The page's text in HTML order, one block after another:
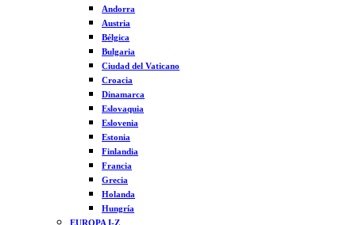
Andorra
Austria
Bélgica
Bulgaria
Ciudad del Vaticano
Croacia
Dinamarca
Eslovaquia
Eslovenia
Estonia
Finlandia
Francia
Grecia
Holanda
Hungría
EUROPA I-Z